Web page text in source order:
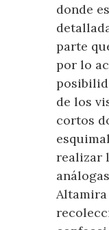
donde
parte
por lo
de los
cortos
realizar